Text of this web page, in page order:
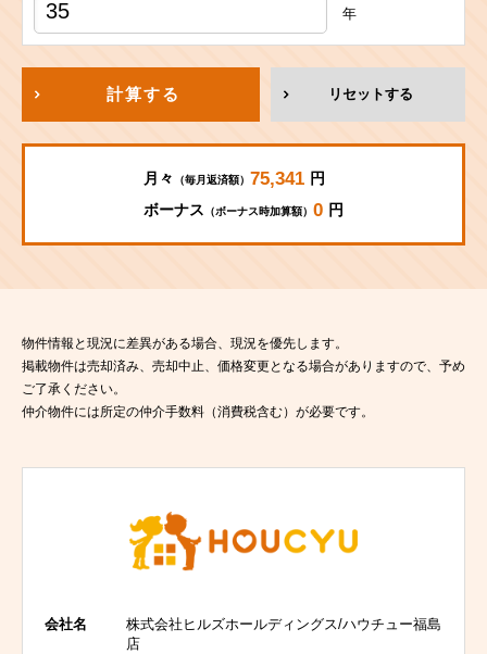
年
計算する リセットする
月々 （毎月返済額） 75,341 円
ボーナス （ボーナス時加算額） 0 円
物件情報と現況に差異がある場合、現況を優先します。
掲載物件は売却済み、売却中止、価格変更となる場合がありますので、予め
ご了承ください。
仲介物件には所定の仲介手数料（消費税含む）が必要です。
会社名
株式会社ヒルズホールディングス/ハウチュー福島
店